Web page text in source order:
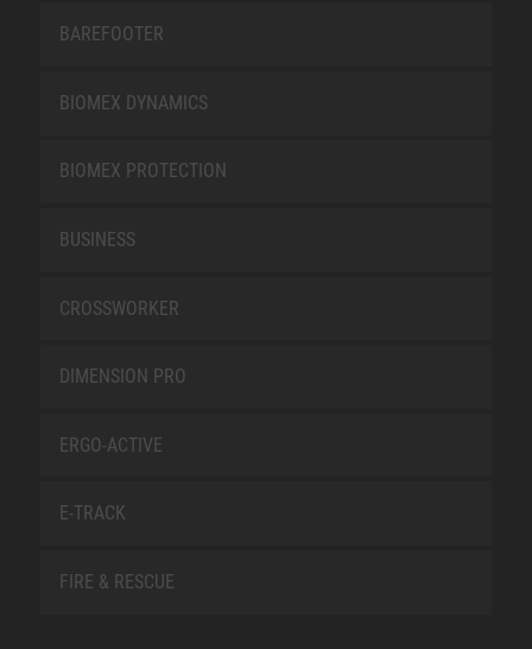
BAREFOOTER
BIOMEX DYNAMICS
BIOMEX PROTECTION
BUSINESS
CROSSWORKER
DIMENSION PRO
ERGO-ACTIVE
E-TRACK
FIRE & RESCUE